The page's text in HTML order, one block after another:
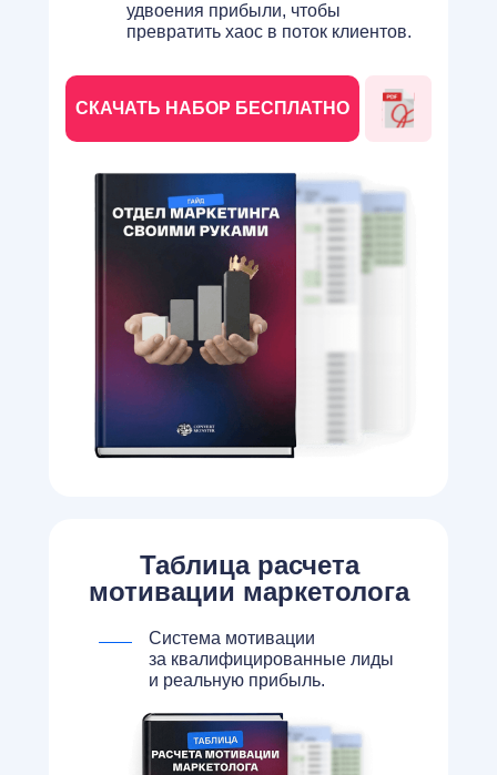
удвоения прибыли, чтобы
превратить хаос в поток клиентов.
СКАЧАТЬ НАБОР БЕСПЛАТНО
Таблица расчета
мотивации маркетолога
Система мотивации
за квалифицированные лиды
и реальную прибыль.